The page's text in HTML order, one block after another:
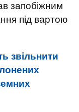
запобіжним
під вартою
звільнити